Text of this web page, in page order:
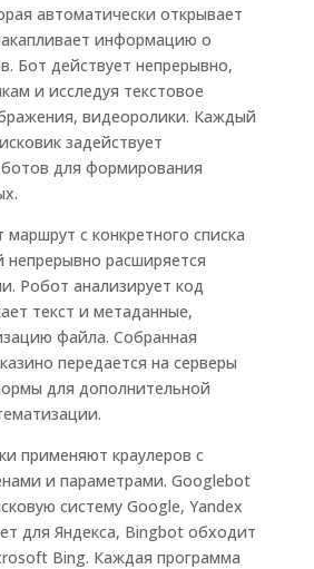
автоматически открывает
информацию о
Бот действует непрерывно,
и исследуя текстовое
видеоролики. Каждый
задействует
для формирования
маршрут с конкретного списка
непрерывно расширяется
Робот анализирует код
текст и метаданные,
файла. Собранная
передается на серверы
для дополнительной
применяют краулеров с
и параметрами. Googlebot
систему Google, Yandex
для Яндекса, Bingbot обходит
Bing. Каждая программа